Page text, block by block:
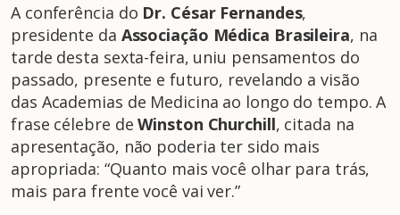
A conferência do Dr. César Fernandes,
presidente da Associação Médica Brasileira, na
tarde desta sexta-feira, uniu pensamentos do
passado, presente e futuro, revelando a visão
das Academias de Medicina ao longo do tempo. A
frase célebre deWinston Churchill, citada na
apresentação, não poderia ter sido mais
apropriada: “Quanto mais você olhar para trás,
mais para frente você vai ver.”